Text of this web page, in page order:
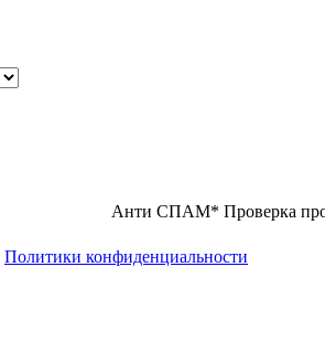
Анти СПАМ* Проверка
Политики конфиденциальности